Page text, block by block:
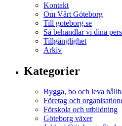
Kontakt
Om Vårt Göteborg
Till goteborg.se
Så behandlar vi dina
Tillgänglighet
Arkiv
Kategorier
Bygga, bo och leva
Företag och
Förskola och utbildning
Göteborg växer